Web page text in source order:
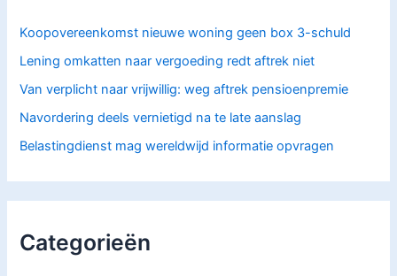
Koopovereenkomst nieuwe woning geen box 3-schuld
Lening omkatten naar vergoeding redt aftrek niet
Van verplicht naar vrijwillig: weg aftrek pensioenpremie
Navordering deels vernietigd na te late aanslag
Belastingdienst mag wereldwijd informatie opvragen
Categorieën